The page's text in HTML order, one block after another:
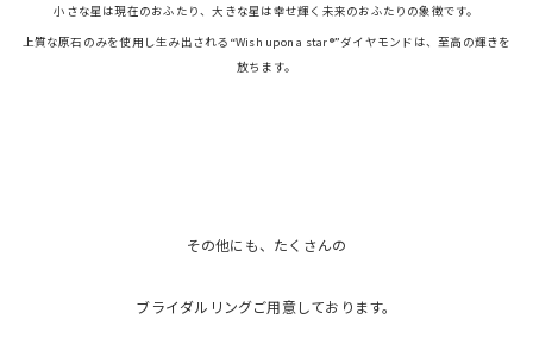
小さな星は現在のおふたり、大きな星は幸せ輝く未来のおふたりの象徴です。
上質な原石のみを使用し生み出される“Wish upon a star®”ダイヤモンドは、至高の輝きを
放ちます。
その他にも、たくさんの
ブライダルリングご用意しております。